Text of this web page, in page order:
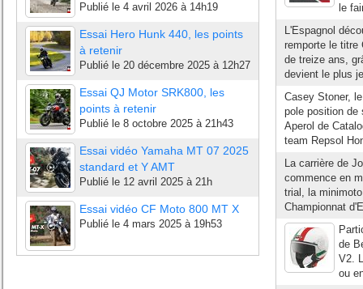
Publié le 4 avril 2026 à 14h19
Essai Hero Hunk 440, les points
à retenir
Publié le 20 décembre 2025 à 12h27
Essai QJ Motor SRK800, les
points à retenir
Publié le 8 octobre 2025 à 21h43
Essai vidéo Yamaha MT 07 2025
standard et Y AMT
Publié le 12 avril 2025 à 21h
Essai vidéo CF Moto 800 MT X
Publié le 4 mars 2025 à 19h53
le
L'Espagnol
remporte le titre
de treize ans,
devient le plus
Casey Stoner,
pole position de
Aperol de
team Repsol
La carrière de
commence en
trial, la
Championnat
de
V2.
ou